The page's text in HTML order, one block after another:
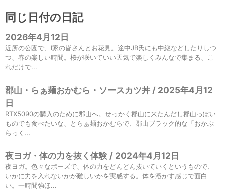
同じ日付の日記
2026年4月12日
近所の公園で、I家の皆さんとお花見。途中JB氏にも中継などしたりしつ
つ、春の楽しい時間。桜が咲いていい天気で楽しくみんなで集まる、こ
れだけで...
郡山・らぁ麺おかむら・ソースカツ丼 / 2025年4月12
日
RTX5090の購入のために郡山へ。せっかく郡山に来たんだし郡山っぽい
ものでも食べたいな、とらぁ麺おかむらで、郡山ブラック的な「おかぶ
らっく...
夜ヨガ・体の力を抜く体験 / 2024年4月12日
夜ヨガ。色々なポーズで、体の力をどんどん抜いていくというもので、
いかに力を入れないかが難しいかを実感する。体を溶かす感じで面白
い。一時間強ほ...